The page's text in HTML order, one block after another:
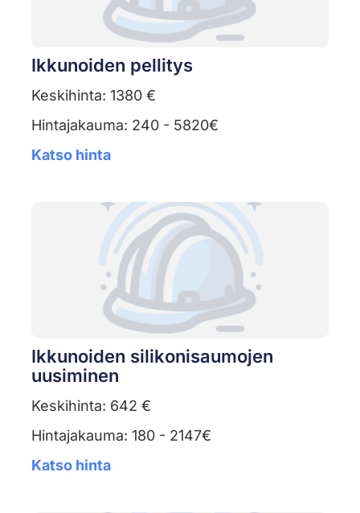
Ikkunoiden pellitys
Keskihinta: 1380 €
Hintajakauma: 240 - 5820€
Katso hinta
Ikkunoiden silikonisaumojen
uusiminen
Keskihinta: 642 €
Hintajakauma: 180 - 2147€
Katso hinta